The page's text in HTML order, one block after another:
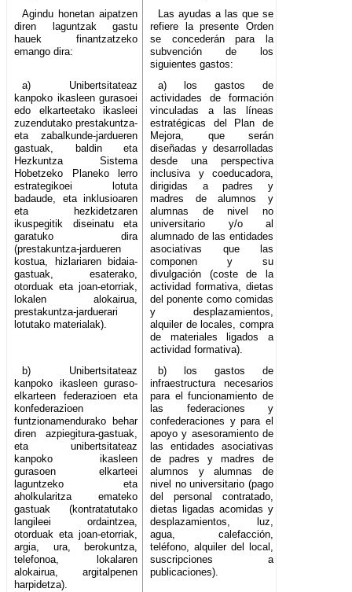
Agindu honetan aipatzen
diren laguntzak gastu
hauek finantzatzeko
emango dira:
Las ayudas a las que se
refiere la presente Orden
se concederán para la
subvención de los
siguientes gastos:
a) Unibertsitateaz
kanpoko ikasleen gurasoei
edo elkarteetako ikasleei
zuzendutako prestakuntza-
eta zabalkunde-jardueren
gastuak, baldin eta
Hezkuntza Sistema
Hobetzeko Planeko lerro
estrategikoei lotuta
badaude, eta inklusioaren
eta hezkidetzaren
ikuspegitik diseinatu eta
garatuko dira
(prestakuntza-jardueren
kostua, hizlariaren bidaia-
gastuak, esaterako,
otorduak eta joan-etorriak,
lokalen alokairua,
prestakuntza-jarduerari
lotutako materialak).
a) los gastos de
actividades de formación
vinculadas a las líneas
estratégicas del Plan de
Mejora, que serán
diseñadas y desarrolladas
desde una perspectiva
inclusiva y coeducadora,
dirigidas a padres y
madres de alumnos y
alumnas de nivel no
universitario y/o al
alumnado de las entidades
asociativas que las
componen y su
divulgación (coste de la
actividad formativa, dietas
del ponente como comidas
y desplazamientos,
alquiler de locales, compra
de materiales ligados a
actividad formativa).
b) Unibertsitateaz
kanpoko ikasleen guraso-
elkarteen federazioen eta
konfederazioen
funtzionamendurako behar
diren azpiegitura-gastuak,
eta unibertsitateaz
kanpoko ikasleen
gurasoen elkarteei
laguntzeko eta
aholkularitza emateko
gastuak (kontratatutako
langileei ordaintzea,
otorduak eta joan-etorriak,
argia, ura, berokuntza,
telefonoa, lokalaren
alokairua, argitalpenen
harpidetza).
b) los gastos de
infraestructura necesarios
para el funcionamiento de
las federaciones y
confederaciones y para el
apoyo y asesoramiento de
las entidades asociativas
de padres y madres de
alumnos y alumnas de
nivel no universitario (pago
del personal contratado,
dietas ligadas acomidas y
desplazamientos, luz,
agua, calefacción,
teléfono, alquiler del local,
suscripciones a
publicaciones).